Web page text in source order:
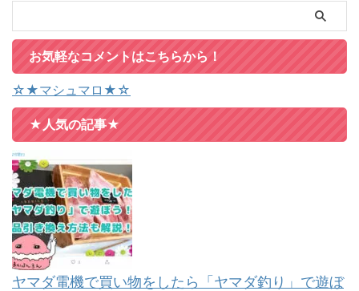
お気軽なコメントはこちらから！
☆★マシュマロ★☆
★人気の記事★
ヤマダ電機で買い物をしたら「ヤマダ釣り」で遊ぼ